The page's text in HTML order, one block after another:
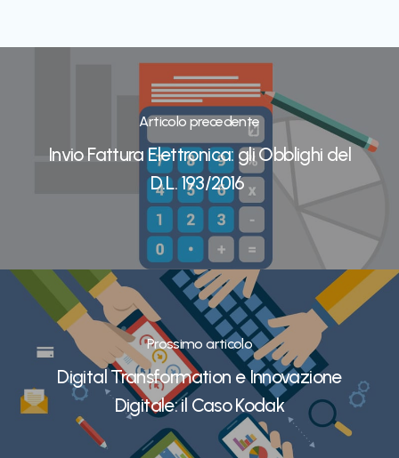
Articolo precedente
Invio Fattura Elettronica: gli Obblighi del
D.L. 193/2016
Prossimo articolo
Digital Transformation e Innovazione
Digitale: il Caso Kodak